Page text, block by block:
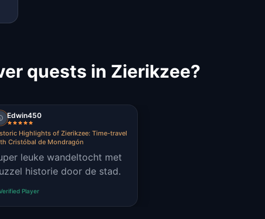
quests in Zierikzee?
Edwin450
Highlights of Zierikzee: Time-travel
Cristóbal de Mondragón
leuke wandeltocht met
historie door de stad.
Player